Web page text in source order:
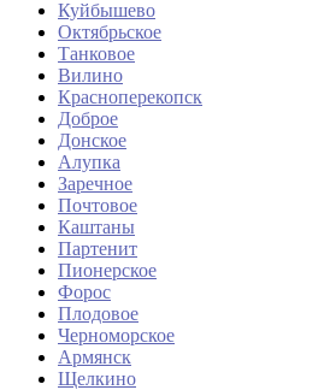
Куйбышево
Октябрьское
Танковое
Вилино
Красноперекопск
Доброе
Донское
Алупка
Заречное
Почтовое
Каштаны
Партенит
Пионерское
Форос
Плодовое
Черноморское
Армянск
Щелкино